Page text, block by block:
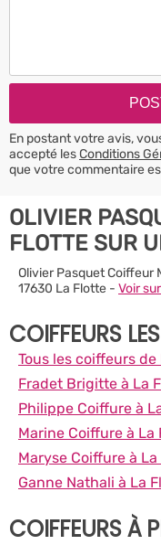
En postant votre avis,
accepté lesConditions
que votre commentaire
OLIVIER
FLOTTE SUR
Olivier Pasquet Coiffeur
17630 La Flotte - Voir
COIFFEURS
Tous les coiffeurs de
Fradet Brigitte à La
Philippe Coiffure à
Marine Coiffure à La
Maryse Coiffure à
Ganne Nathali à La
COIFFEURS À